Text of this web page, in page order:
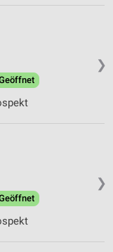
❯
❯